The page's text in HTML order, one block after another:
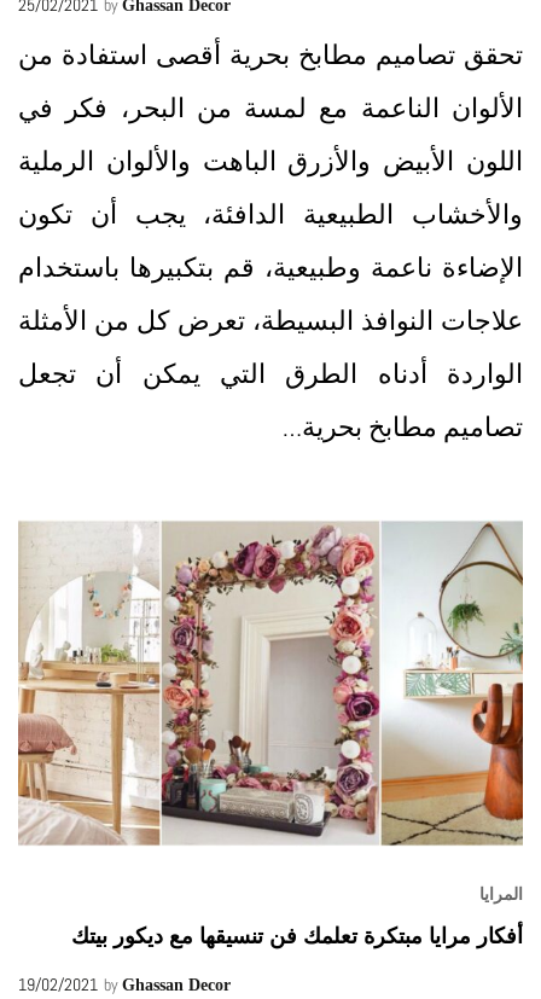
25/02/2021 by Ghassan Decor
تحقق تصاميم مطابخ بحرية أقصى استفادة من
الألوان الناعمة مع لمسة من البحر، فكر في
اللون الأبيض والأزرق الباهت والألوان الرملية
والأخشاب الطبيعية الدافئة، يجب أن تكون
الإضاءة ناعمة وطبيعية، قم بتكبيرها باستخدام
علاجات النوافذ البسيطة، تعرض كل من الأمثلة
الواردة أدناه الطرق التي يمكن أن تجعل
تصاميم مطابخ بحرية…
المرايا
أفكار مرايا مبتكرة تعلمك فن تنسيقها مع ديكور بيتك
19/02/2021 by Ghassan Decor